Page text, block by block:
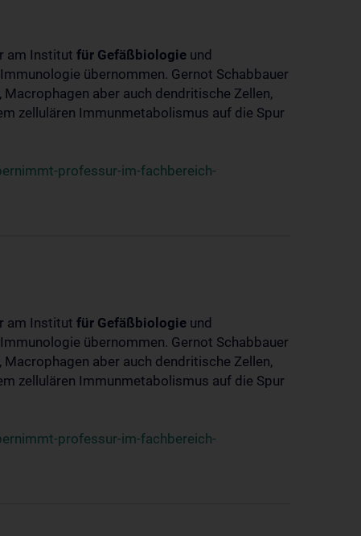
am Institut für Gefäßbiologie und
übernommen. Gernot Schabbauer
aber auch dendritische Zellen,
zellulären Immunmetabolismus auf die Spur
professur-im-fachbereich-
am Institut für Gefäßbiologie und
übernommen. Gernot Schabbauer
aber auch dendritische Zellen,
zellulären Immunmetabolismus auf die Spur
professur-im-fachbereich-